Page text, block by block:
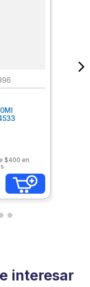
$400 en
interesar